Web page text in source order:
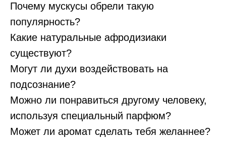
Почему мускусы обрели такую
популярность?
Какие натуральные афродизиаки
существуют?⠀
Могут ли духи воздействовать на
подсознание?
Можно ли понравиться другому человеку,
используя специальный парфюм?
Может ли аромат сделать тебя желаннее?